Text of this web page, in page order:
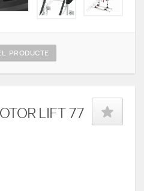
PRODUCTE
LIFT 77